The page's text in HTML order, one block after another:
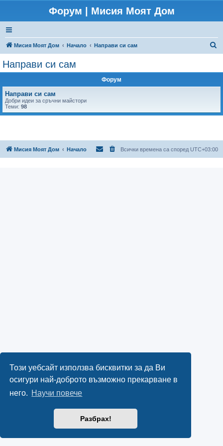
Този уебсайт използва бисквитки за да Ви
осигури най-доброто възможно прекарване в
него. Научи повече
Разбрах!
Форум | Мисия Моят Дом
Мисия Моят Дом Начало Направи си сам
е
Направи си сам
Форум
Направи си сам
Добри идеи за сръчни майстори
Теми: 98
Мисия Моят Дом Начало Всички времена са според UTC+03:00